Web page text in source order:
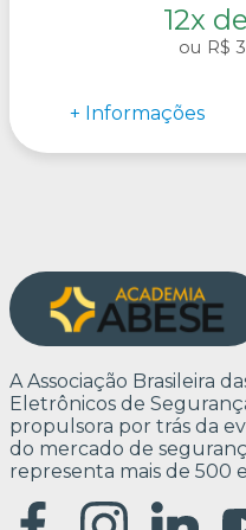
12x
R$
A Associação Brasileira
Eletrônicos de
propulsora por trás da
do mercado de
representa mais de 500